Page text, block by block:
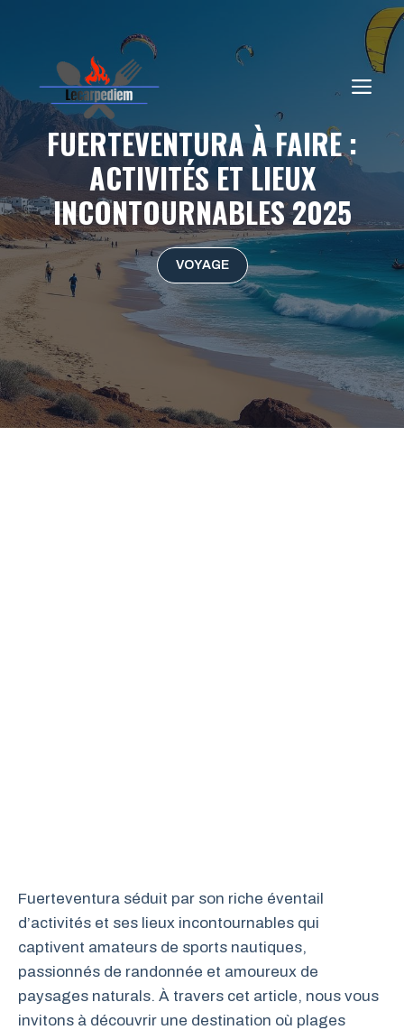
contenu
FUERTEVENTURA À FAIRE :
ACTIVITÉS ET LIEUX
INCONTOURNABLES 2025
VOYAGE
Fuerteventura séduit par son riche éventail
d’activités et ses lieux incontournables qui
captivent amateurs de sports nautiques,
passionnés de randonnée et amoureux de
paysages naturals. À travers cet article, nous vous
invitons à découvrir une destination où plages